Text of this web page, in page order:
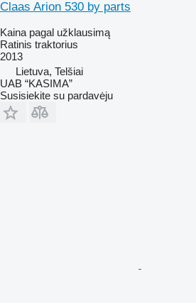
Claas Arion 530 by parts
Kaina pagal užklausimą
Ratinis traktorius
2013
Lietuva, Telšiai
UAB “KASIMA”
Susisiekite su pardavėju